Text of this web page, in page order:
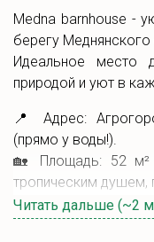
Medna barnhouse -
берегу Меднянского
Идеальное место
природой и уют в
📍 Адрес:
(прямо у воды!).
🏡 Площадь: 52 м²
тропическим душем,
🛌 4 спальных
диван в гостиной.
Читать дальше (~2